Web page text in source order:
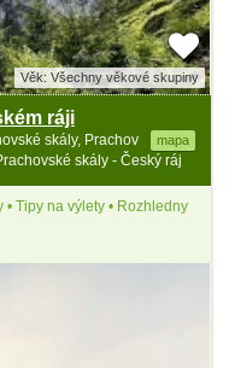
Věk: Všechny věkové skupiny
ráji
skály, Prachov mapa
skály - Český ráj
Tipy na výlety • Rozhledny